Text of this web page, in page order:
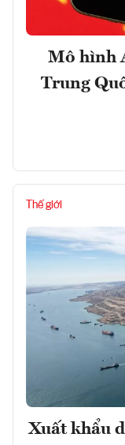
Mô hình
Trung
Thế giới
Xuất khẩu